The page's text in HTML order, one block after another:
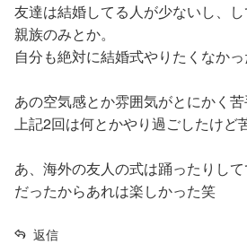
友達は結婚してる人が少ないし、
親族のみとか。
自分も絶対に結婚式やりたくなかっ
あの空気感とか雰囲気がとにかく
上記2回は何とかやり過ごしたけど
あ、海外の友人の式は踊ったりし
だったからあれは楽しかった笑
返信